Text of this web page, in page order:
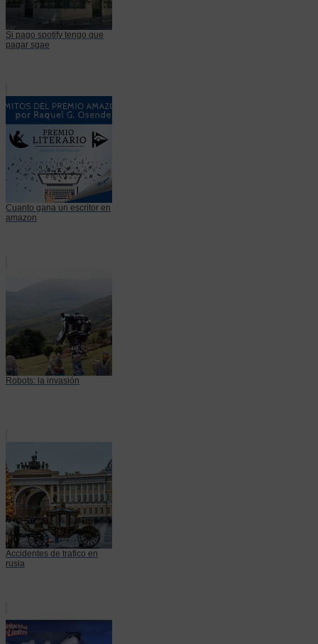
Si pago spotify tengo que
pagar sgae
Cuanto gana un escritor en
amazon
Robots: la invasión
Accidentes de trafico en
rusia